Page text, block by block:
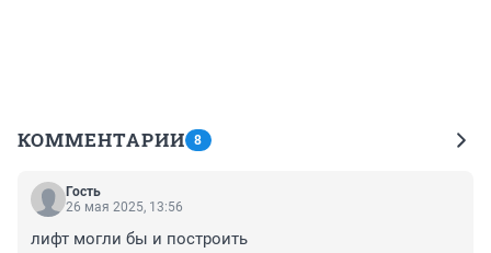
КОММЕНТАРИИ 8
Гость
26 мая 2025, 13:56
лифт могли бы и построить